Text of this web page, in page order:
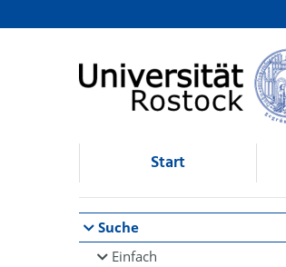
Browsen
direkt zum Inhalt
Start
Suche
Einfach